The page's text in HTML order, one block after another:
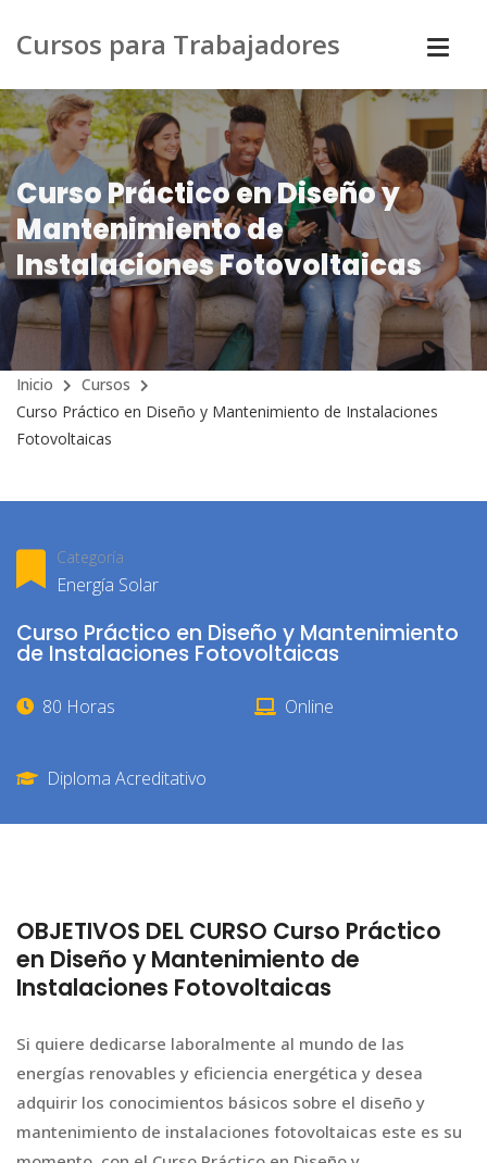
Cursos para Trabajadores
Curso Práctico en Diseño y
Mantenimiento de
Instalaciones Fotovoltaicas
Inicio
Cursos
Curso Práctico en Diseño y Mantenimiento de Instalaciones
Fotovoltaicas
Categoría
Energía Solar
Curso Práctico en Diseño y Mantenimiento
de Instalaciones Fotovoltaicas
80 Horas Online
Diploma Acreditativo
OBJETIVOS DEL CURSO Curso Práctico
en Diseño y Mantenimiento de
Instalaciones Fotovoltaicas
Si quiere dedicarse laboralmente al mundo de las
energías renovables y eficiencia energética y desea
adquirir los conocimientos básicos sobre el diseño y
mantenimiento de instalaciones fotovoltaicas este es su